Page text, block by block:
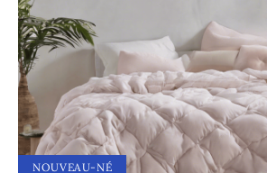
NOUVEAU-NÉ